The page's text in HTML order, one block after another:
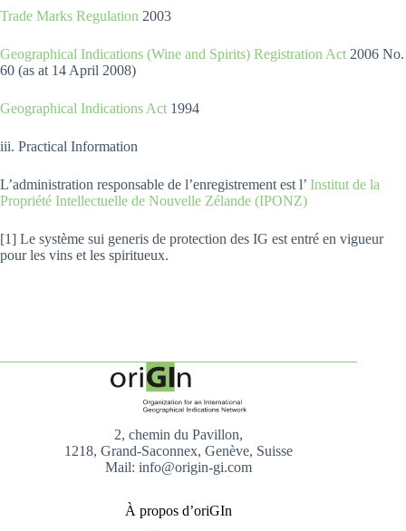
Trade Marks Regulation 2003
Geographical Indications (Wine and Spirits) Registration Act 2006 No.
60 (as at 14 April 2008)
Geographical Indications Act 1994
iii. Practical Information
L’administration responsable de l’enregistrement est l’ Institut de la
Propriété Intellectuelle de Nouvelle Zélande (IPONZ)
[1] Le système sui generis de protection des IG est entré en vigueur
pour les vins et les spiritueux.
2, chemin du Pavillon,
1218, Grand-Saconnex, Genève, Suisse
Mail: info@origin-gi.com
À propos d’oriGIn